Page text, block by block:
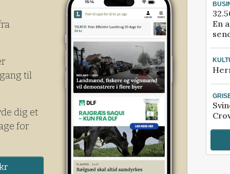
til
dig et
for
En